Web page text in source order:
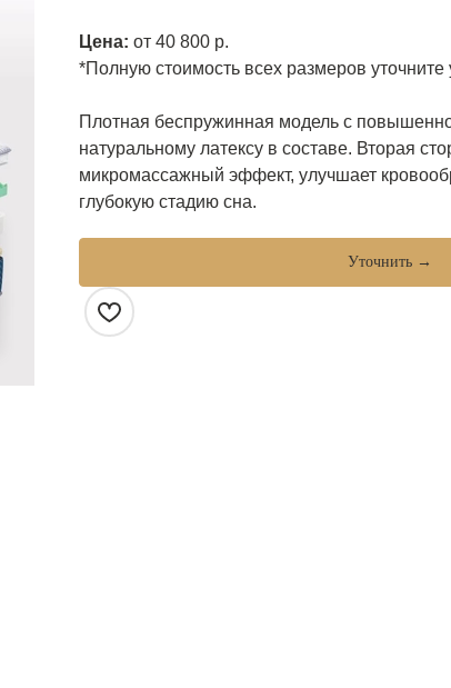
Цена: от 40 800 р.
*Полную стоимость всех размеров уточните
Плотная беспружинная модель с
натуральному латексу в составе. Вторая
микромассажный эффект, улучшает
глубокую стадию сна.
Уточнить →